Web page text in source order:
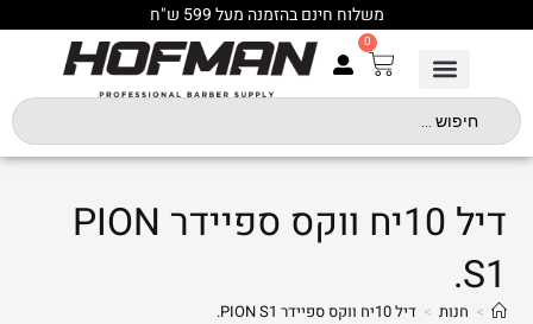
משלוח חינם בהזמנה מעל 599 ש"ח
0
דיל 10יח ווקס ספיידר PION
S1.
> חנות > דיל 10יח ווקס ספיידר PION S1.